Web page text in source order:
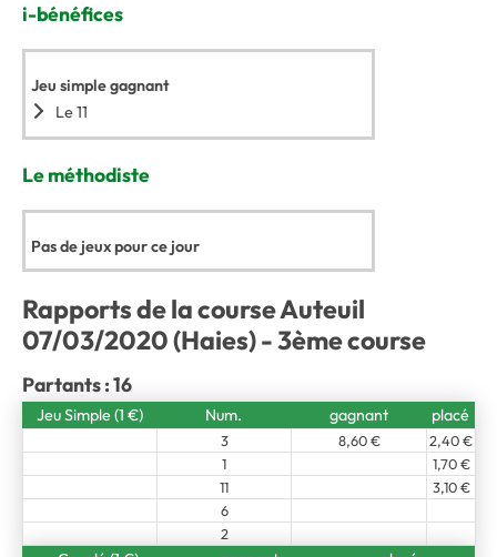
i-bénéfices
Jeu simple gagnant
Le 11
Le méthodiste
Pas de jeux pour ce jour
Rapports de la course Auteuil
07/03/2020 (Haies) - 3ème course
Partants : 16
Jeu Simple (1 €) Num. gagnant placé
3 8,60 €
2,40 €
1
1,70 €
11
3,10 €
6
2